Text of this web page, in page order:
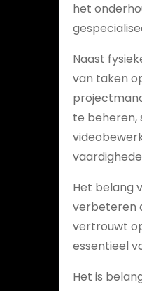
het
Naast
van taken
te beheren,
Het belang
verbeteren
vertrouwt
essentieel
Het is